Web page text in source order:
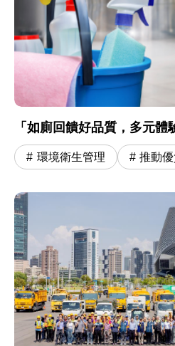
「如廁回饋好品質，多元
環境衛生管理 推動